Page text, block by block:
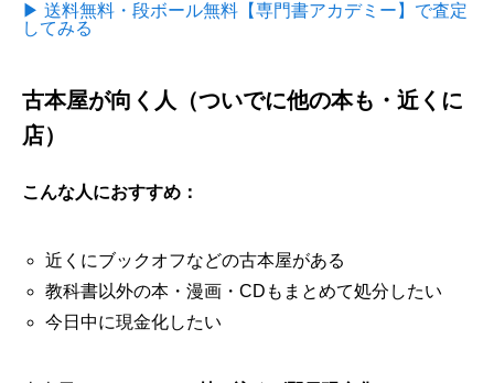
▶ 送料無料・段ボール無料【専門書アカデミー】で査定
してみる
古本屋が向く人（ついでに他の本も・近くに
店）
こんな人におすすめ：
近くにブックオフなどの古本屋がある
教科書以外の本・漫画・CDもまとめて処分したい
今日中に現金化したい